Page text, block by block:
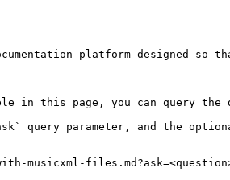
platform designed so
this page, you can query the
query parameter, and the
musicxml-